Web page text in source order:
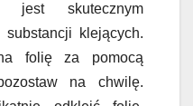
jest skutecznym
klejących.
folię za pomocą
na chwilę.